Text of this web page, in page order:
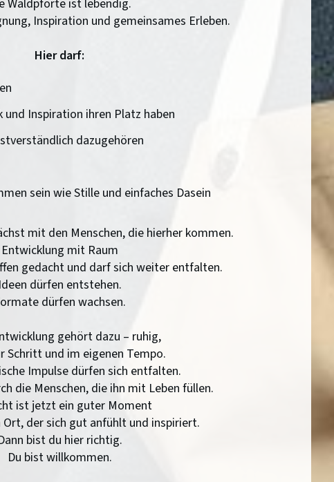
Waldpforte ist lebendig.
Inspiration und gemeinsames Erleben.
Hier darf:
Inspiration ihren Platz haben
dazugehören
sein wie Stille und einfaches Dasein
mit den Menschen, die hierher kommen.
Entwicklung mit Raum
gedacht und darf sich weiter entfalten.
Ideen dürfen entstehen.
dürfen wachsen.
gehört dazu – ruhig,
Schritt und im eigenen Tempo.
Impulse dürfen sich entfalten.
die Menschen, die ihn mit Leben füllen.
ist jetzt ein guter Moment
Ort, der sich gut anfühlt und inspiriert.
bist du hier richtig.
Du bist willkommen.